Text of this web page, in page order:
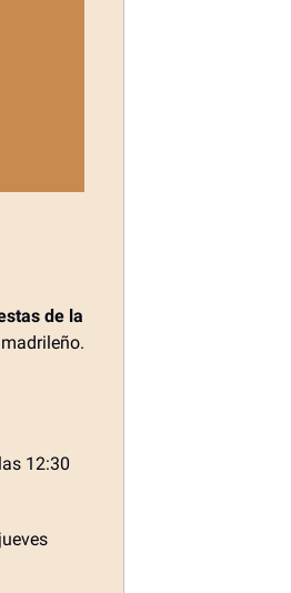
de la
12:30